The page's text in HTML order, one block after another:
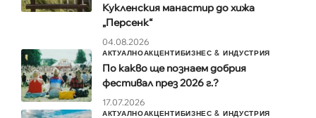
Кукленския манастир до хижа
„Персенк“
04.08.2026
АКТУАЛНОАКЦЕНТИБИЗНЕС & ИНДУСТРИЯ
По какво ще познаем добрия
фестивал през 2026 г.?
17.07.2026
АКТУАЛНОАКЦЕНТИБИЗНЕС & ИНДУСТРИЯ